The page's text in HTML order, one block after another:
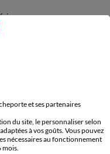
uniquement
et ses partenaires
du site, le personnaliser selon
à vos goûts. Vous pouvez
nécessaires au fonctionnement